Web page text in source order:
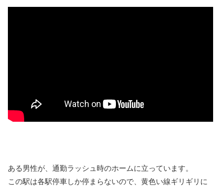
ある男性が、通勤ラッシュ時のホームに立っています。
この駅は各駅停車しか停まらないので、黄色い線ギリギリに